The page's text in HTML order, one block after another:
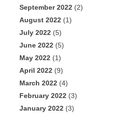
September 2022 (2)
August 2022 (1)
July 2022 (5)
June 2022 (5)
May 2022 (1)
April 2022 (9)
March 2022 (4)
February 2022 (3)
January 2022 (3)